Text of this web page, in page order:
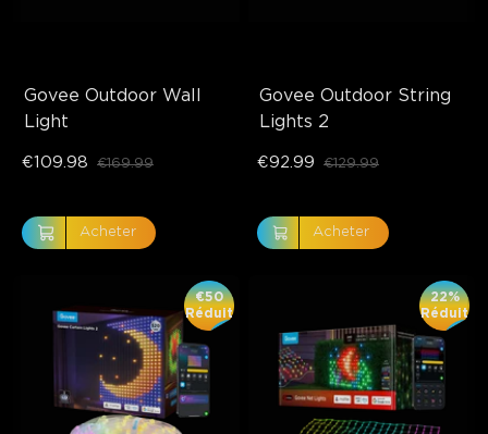
Govee Outdoor Wall
Light
€109.98 €169.99
Acheter
Govee Outdoor String
Lights 2
€92.99 €129.99
Acheter
€50
Réduit
22%
Réduit